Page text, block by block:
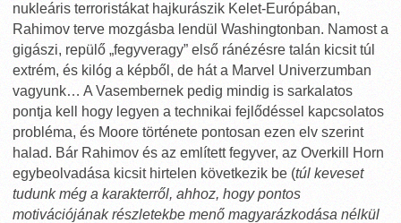
nukleáris terroristákat hajkurászik Kelet-Európában,
Rahimov terve mozgásba lendül Washingtonban. Namost a
gigászi, repülő „fegyveragy” első ránézésre talán kicsit túl
extrém, és kilóg a képből, de hát a Marvel Univerzumban
vagyunk… A Vasembernek pedig mindig is sarkalatos
pontja kell hogy legyen a technikai fejlődéssel kapcsolatos
probléma, és Moore története pontosan ezen elv szerint
halad. Bár Rahimov és az említett fegyver, az Overkill Horn
egybeolvadása kicsit hirtelen következik be (túl keveset
tudunk még a karakterről, ahhoz, hogy pontos
motivációjának részletekbe menő magyarázkodása nélkül